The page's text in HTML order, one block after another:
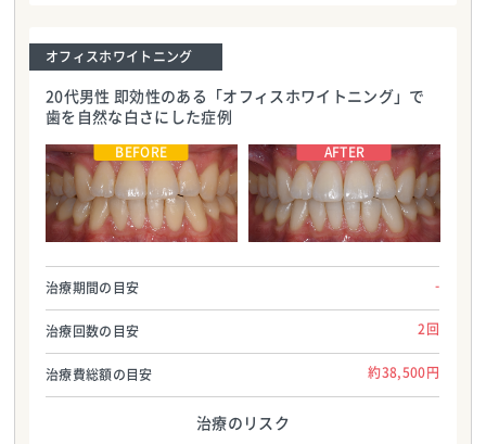
オフィスホワイトニング
20代男性 即効性のある「オフィスホワイトニング」で
歯を自然な白さにした症例
医療法人社団ハートデンタルクリニック
TEL:0986587700
医療法人社団ハートデンタルクリニック
TEL:0986587700
治療期間の目安 -
治療回数の目安 2回
治療費総額の目安 約38,500円
治療のリスク